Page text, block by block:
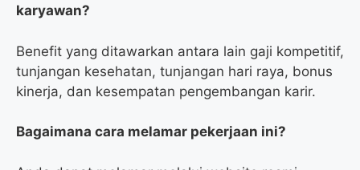
karyawan?
Benefit yang ditawarkan antara lain gaji kompetitif,
tunjangan kesehatan, tunjangan hari raya, bonus
kinerja, dan kesempatan pengembangan karir.
Bagaimana cara melamar pekerjaan ini?